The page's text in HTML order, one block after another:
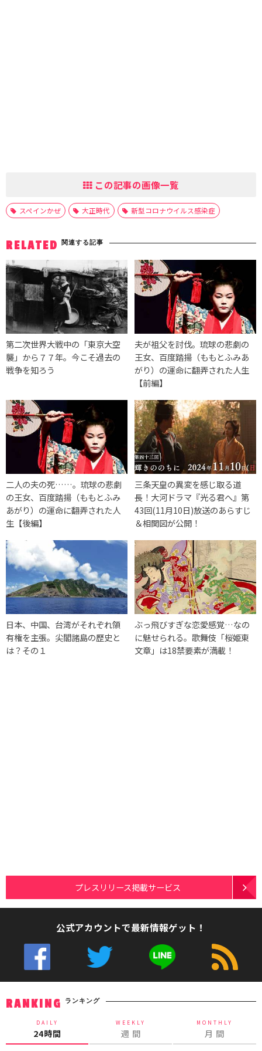
この記事の画像一覧
スペインかぜ 大正時代 新型コロナウイルス感染症
RELATED 関連する記事
第二次世界大戦中の「東京大空
襲」から７７年。今こそ過去の
戦争を知ろう
夫が祖父を討伐。琉球の悲劇の
王女、百度踏揚（ももとふみあ
がり）の運命に翻弄された人生
【前編】
二人の夫の死……。琉球の悲劇
の王女、百度踏揚（ももとふみ
あがり）の運命に翻弄された人
生【後編】
三条天皇の異変を感じ取る道
長！大河ドラマ『光る君へ』第
43回(11月10日)放送のあらすじ
＆相関図が公開！
日本、中国、台湾がそれぞれ領
有権を主張。尖閣諸島の歴史と
は？その１
ぶっ飛びすぎな恋愛感覚…なの
に魅せられる。歌舞伎「桜姫東
文章」は18禁要素が満載！
プレスリリース掲載サービス
公式アカウントで最新情報ゲット！
RANKING ランキング
DAILY
24時間
WEEKLY
週 間
MONTHLY
月 間